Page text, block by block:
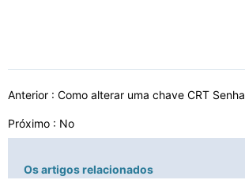
Anterior : Como alterar uma chave CRT Senha
Próximo : No
Os artigos relacionados